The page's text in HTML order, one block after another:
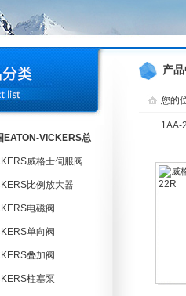
EATON-VICKERS总
威格士伺服阀
比例放大器
电磁阀
单向阀
叠加阀
柱塞泵
产
您的
1AA-